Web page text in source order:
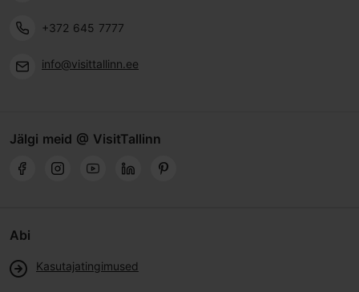
+372 645 7777
info@visittallinn.ee
Jälgi meid @ VisitTallinn
Abi
Kasutajatingimused